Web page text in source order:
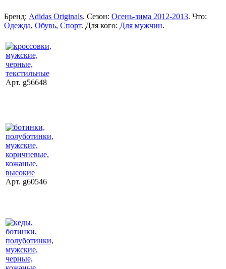
Бренд: Adidas Originals. Сезон: Осень-зима 2012-2013. Что:
Одежда, Обувь, Спорт. Для кого: Для мужчин.
Арт. g56648
Арт. g60546